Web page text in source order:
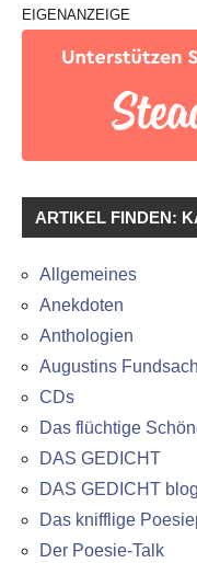
EIGENANZEIGE
ARTIKEL FINDEN:
Allgemeines
Anekdoten
Anthologien
Augustins
CDs
Das flüchtige
DAS GEDICHT
DAS GEDICHT
Das knifflige
Der Poesie-Talk